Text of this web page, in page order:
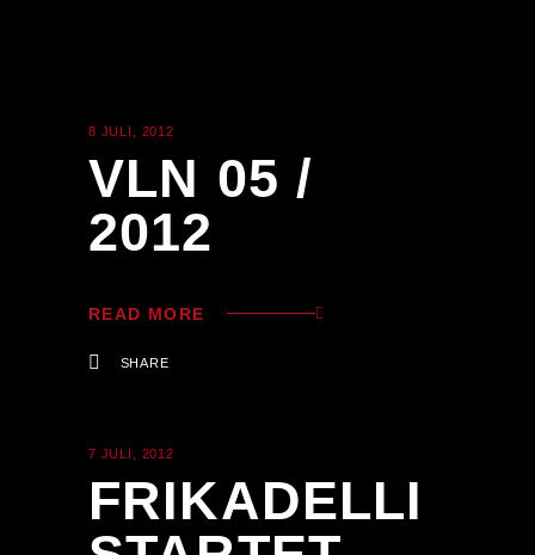
8 JULI, 2012
VLN 05 /
2012
READ MORE
SHARE
7 JULI, 2012
FRIKADELLI